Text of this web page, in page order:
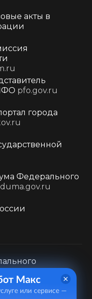
акты в
pfo.gov.ru
города
Федерального
«Город
Макс
или сервисе —